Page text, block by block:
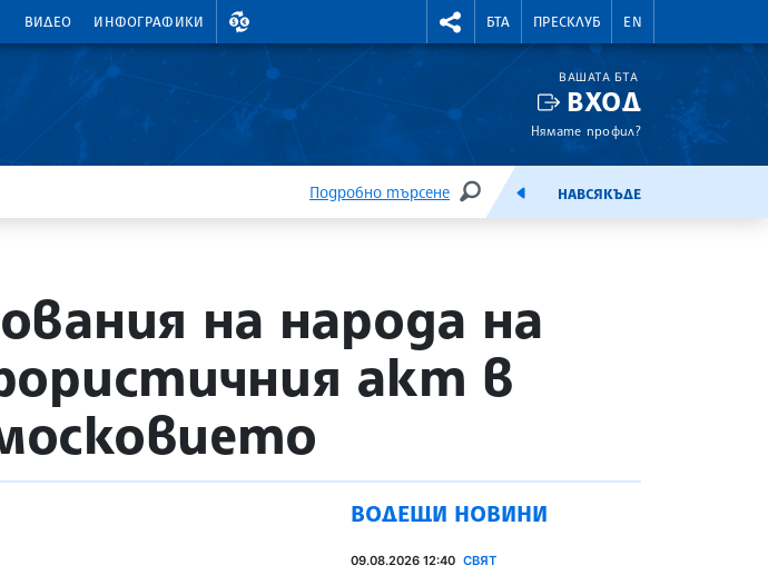
ВИДЕО ИНФОГРАФИКИ
ВАЛУТНИ КУРСОВЕ RIGHTMENU.SOCIAL
БТА ПРЕСКЛУБ EN
ВАШАТА БТА
ВХОД
Нямате профил?
Подробно търсене
ТЪРСЕНЕЕМИСИЯНАВСЯКЪДЕ
на народа на
акт в
ВОДЕЩИ НОВИНИ
09.08.2026 12:40 СВЯТ